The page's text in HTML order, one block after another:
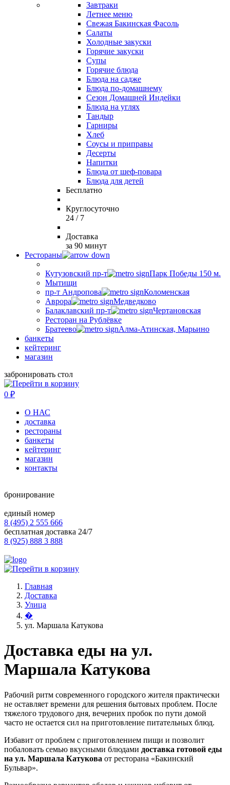
Завтраки
Летнее меню
Свежая Бакинская Фасоль
Салаты
Холодные закуски
Горячие закуски
Супы
Горячие блюда
Блюда на садже
Блюда по-домашнему
Сезон Домашней Индейки
Блюда на углях
Тандыр
Гарниры
Хлеб
Соусы и приправы
Десерты
Напитки
Блюда от шеф-повара
Блюда для детей
Бесплатно
Круглосуточно
24 / 7
Доставка
за 90 минут
Рестораны
Кутузовский пр-т
Парк Победы 150 м.
Мытищи
пр-т Андропова
Коломенская
Аврора
Медведково
Балаклавский пр-т
Чертановская
Ресторан на Рублёвке
Братеево
Алма-Атинская, Марьино
банкеты
кейтеринг
магазин
забронировать стол
0 ₽
О НАС
доставка
рестораны
банкеты
кейтеринг
магазин
контакты
бронирование
единый номер
8 (495) 2 555 666
бесплатная доставка 24/7
8 (925) 888 3 888
Главная
Доставка
Улица
�
ул. Маршала Катукова
Доставка еды на ул.
Маршала Катукова
Рабочий ритм современного городского жителя практически
не оставляет времени для решения бытовых проблем. После
тяжелого трудового дня, вечерних пробок по пути домой
часто не остается сил на приготовление питательных блюд.
Избавит от проблем с приготовлением пищи и позволит
побаловать семью вкусными блюдами доставка готовой еды
на ул. Маршала Катукова от ресторана «Бакинский
Бульвар».